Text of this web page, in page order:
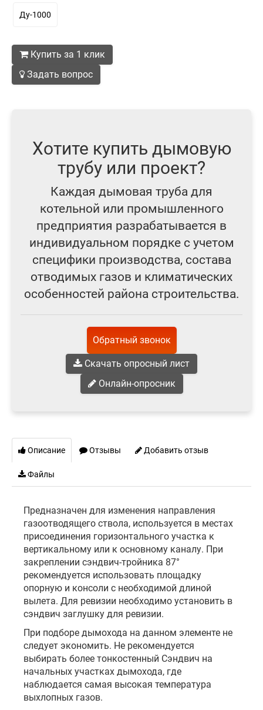
Ду-1000
Купить за 1 клик
Задать вопрос
Хотите купить дымовую
трубу или проект?
Каждая дымовая труба для
котельной или промышленного
предприятия разрабатывается в
индивидуальном порядке с учетом
специфики производства, состава
отводимых газов и климатических
особенностей района строительства.
Обратный звонок
Скачать опросный лист
Онлайн-опросник
Описание Отзывы Добавить отзыв
Файлы
Предназначен для изменения направления
газоотводящего ствола, используется в местах
присоединения горизонтального участка к
вертикальному или к основному каналу. При
закреплении сэндвич-тройника 87°
рекомендуется использовать площадку
опорную и консоли с необходимой длиной
вылета. Для ревизии необходимо установить в
сэндвич заглушку для ревизии.
При подборе дымохода на данном элементе не
следует экономить. Не рекомендуется
выбирать более тонкостенный Сэндвич на
начальных участках дымохода, где
наблюдается самая высокая температура
выхлопных газов.